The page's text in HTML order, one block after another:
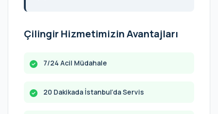
Çilingir Hizmetimizin Avantajları
7/24 Acil Müdahale
20 Dakikada İstanbul’da Servis